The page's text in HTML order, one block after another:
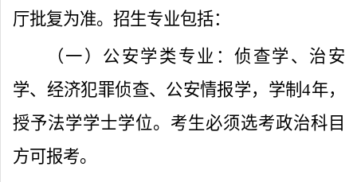
厅批复为准。招生专业包括：
（一）公安学类专业：侦查学、治安
学、经济犯罪侦查、公安情报学，学制4年，
授予法学学士学位。考生必须选考政治科目
方可报考。